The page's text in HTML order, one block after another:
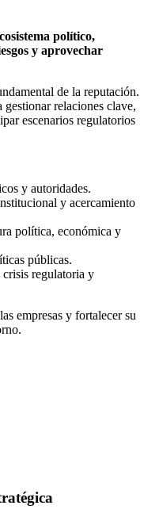
político,
y aprovechar
de la reputación.
gestionar relaciones clave,
escenarios regulatorios
y autoridades.
y acercamiento
política, económica y
públicas.
regulatoria y
empresas y fortalecer su